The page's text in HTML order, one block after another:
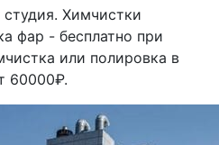
студия. Химчистки
фар - бесплатно при
или полировка в
60000₽.